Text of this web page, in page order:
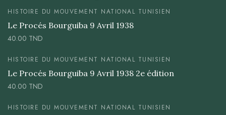
HISTOIRE DU MOUVEMENT NATIONAL TUNISIEN
Le Procés Bourguiba 9 Avril 1938
40.00 TND
HISTOIRE DU MOUVEMENT NATIONAL TUNISIEN
Le Procés Bourguiba 9 Avril 1938 2e édition
40.00 TND
HISTOIRE DU MOUVEMENT NATIONAL TUNISIEN